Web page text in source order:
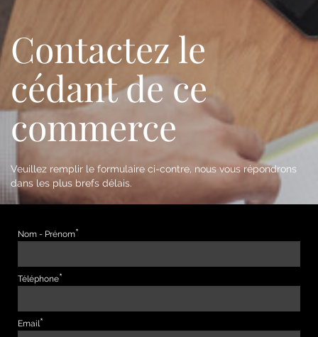
Contactez le
cédant de ce
commerce
Veuillez remplir le formulaire ci-contre, nous vous répondrons
dans les plus brefs délais.
Nom - Prénom
Téléphone
Email